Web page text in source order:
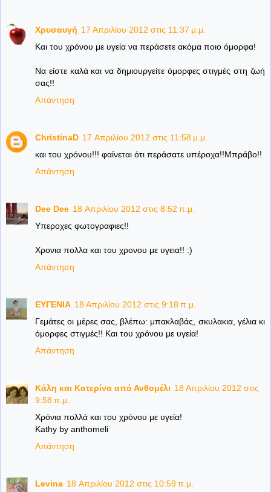
Χρυσαυγή 17 Απριλίου 2012 στις 11:37 μ.μ.
Και του χρόνου με υγεία να περάσετε ακόμα ποιο όμορφα!
Να είστε καλά και να δημιουργείτε όμορφες στιγμές στη ζωή
σας!!
Απάντηση
ChristinaD 17 Απριλίου 2012 στις 11:58 μ.μ.
και του χρόνου!!! φαίνεται ότι περάσατε υπέροχα!!Μπράβο!!
Απάντηση
Dee Dee 18 Απριλίου 2012 στις 8:52 π.μ.
Υπεροχες φωτογραφιες!!
Χρονια πολλα και του χρονου με υγεια!! :)
Απάντηση
ΕΥΓΕΝΙΑ 18 Απριλίου 2012 στις 9:18 π.μ.
Γεμάτες οι μέρες σας, βλέπω: μπακλαβάς, σκυλακια, γέλια κι
όμορφες στιγμές!! Και του χρόνου με υγεία!
Απάντηση
Κάλη και Κατερίνα από Ανθομέλι 18 Απριλίου 2012 στις
9:58 π.μ.
Χρόνια πολλά και του χρόνου με υγεία!
Kathy by anthomeli
Απάντηση
Levina 18 Απριλίου 2012 στις 10:59 π.μ.